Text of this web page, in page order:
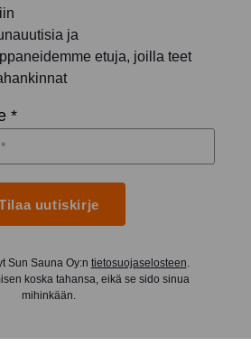
ja
etuja, joilla teet
*
uutiskirje
Sun Sauna Oy:n tietosuojaselosteen.
koska tahansa, eikä se sido sinua
mihinkään.